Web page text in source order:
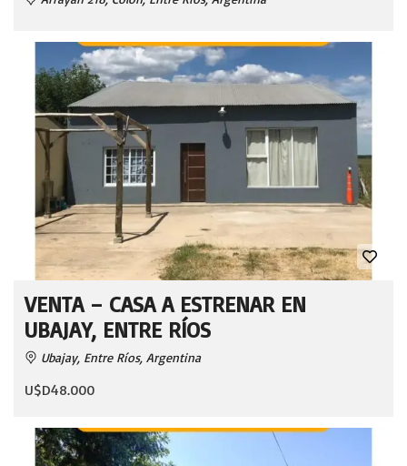
VENTA – CASA A ESTRENAR EN
UBAJAY, ENTRE RÍOS
Ubajay, Entre Ríos, Argentina
U$D48.000